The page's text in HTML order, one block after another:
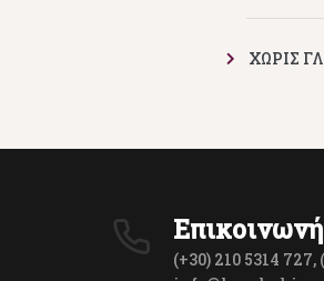
ΧΩΡΙΣ
(+30) 210 5314 727,